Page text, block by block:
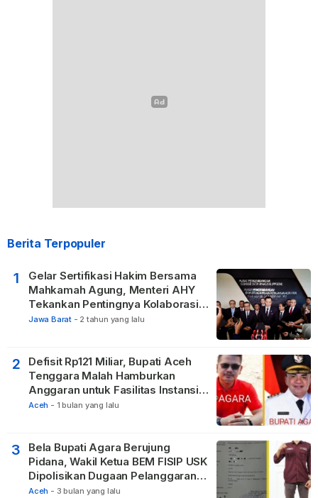
Berita Terpopuler
1
Gelar Sertifikasi Hakim Bersama
Mahkamah Agung, Menteri AHY
Tekankan Pentingnya Kolaborasi
untuk Hadirkan Keadilan bagi
Jawa Barat - 2 tahun yang lalu
2
Defisit Rp121 Miliar, Bupati Aceh
Tenggara Malah Hamburkan
Anggaran untuk Fasilitas Instansi
Vertikal
Aceh - 1 bulan yang lalu
3
Bela Bupati Agara Berujung
Pidana, Wakil Ketua BEM FISIP USK
Dipolisikan Dugaan Pelanggaran
Privasi dan UU ITE
Aceh - 3 bulan yang lalu